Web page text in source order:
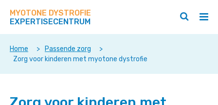
direct
op
deze
MYOTONE DYSTROFIE
EXPERTISECENTRUM
/
Zoeken
/
Home > Passende zorg
>
Zorg voor kinderen met myotone dystrofie
voor